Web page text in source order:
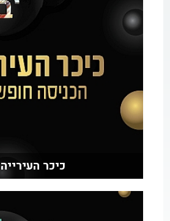
כיכר העירייה